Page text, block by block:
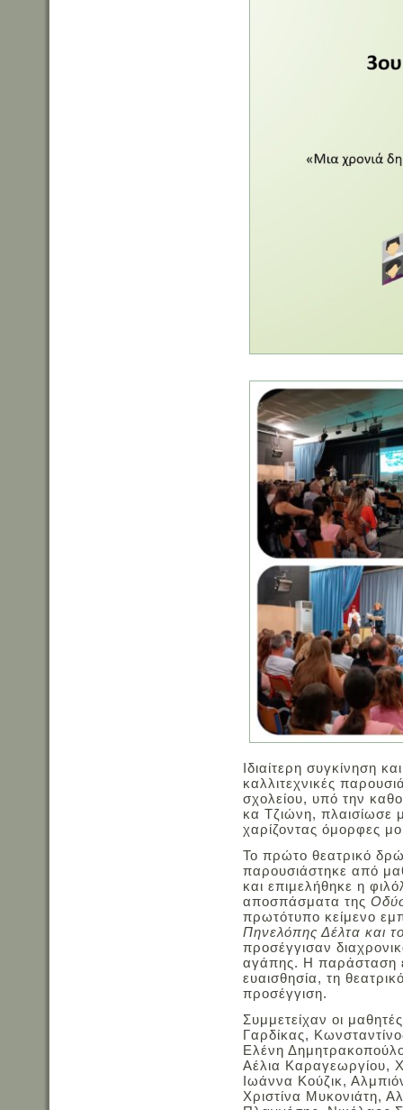
Ιδιαίτερη συγκίνηση
καλλιτεχνικές
σχολείου, υπό την
κα Τζιώνη, πλαισίωσε
χαρίζοντας όμορφες
Το πρώτο θεατρικό
παρουσιάστηκε από
και επιμελήθηκε η
αποσπάσματα της
πρωτότυπο κείμενο
Πηνελόπης Δέλτα και
προσέγγισαν
αγάπης. Η παράσταση
ευαισθησία, τη
προσέγγιση.
Συμμετείχαν οι
Γαρδίκας,
Ελένη
Αέλια Καραγεωργίου,
Ιωάννα Κούζικ,
Χριστίνα Μυκονιάτη,